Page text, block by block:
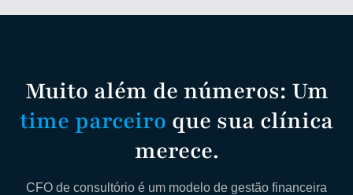
Muito além de números: Um
time parceiro que sua clínica
merece.
CFO de consultório é um modelo de gestão financeira